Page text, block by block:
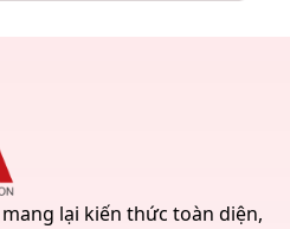
lại kiến thức toàn diện,